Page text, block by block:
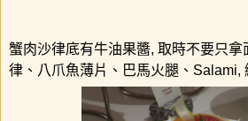
蟹肉沙律底有牛油果醬, 取時不要只拿
律、八爪魚薄片、巴馬火腿、 Salami,